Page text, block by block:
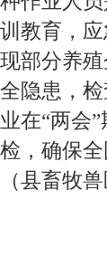
训教育，
现部分养
全隐患，
业在“两会
检，确保
（县畜牧